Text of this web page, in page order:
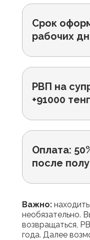
Срок
рабочих
РВП на
+91000
Оплата:
после
Важно:
необязательно.
возвращаться,
года. Далее